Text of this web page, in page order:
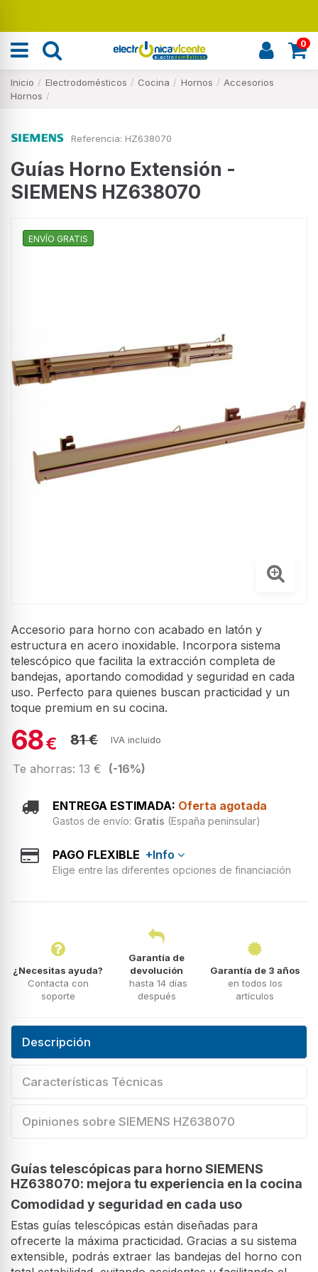
0
Inicio Electrodomésticos Cocina Hornos
Accesorios
Hornos
Referencia: HZ638070
Guías Horno Extensión -
SIEMENS HZ638070
ENVÍO GRATIS
Accesorio para horno con acabado en latón y
estructura en acero inoxidable. Incorpora sistema
telescópico que facilita la extracción completa de
bandejas, aportando comodidad y seguridad en cada
uso. Perfecto para quienes buscan practicidad y un
toque premium en su cocina.
68€ 81 € IVA incluido
Te ahorras: 13 € (-16%)
ENTREGA ESTIMADA: Oferta agotada
Gastos de envío: Gratis (España peninsular)
PAGO FLEXIBLE +Info
Elige entre las diferentes opciones de financiación
¿Necesitas ayuda?
Contacta con
soporte
Garantía de
devolución
hasta 14 días
después
Garantía de 3 años
en todos los
artículos
Descripción
Características Técnicas
Opiniones sobre SIEMENS HZ638070
Guías telescópicas para horno SIEMENS
HZ638070: mejora tu experiencia en la cocina
Comodidad y seguridad en cada uso
Estas guías telescópicas están diseñadas para
ofrecerte la máxima practicidad. Gracias a su sistema
extensible, podrás extraer las bandejas del horno con